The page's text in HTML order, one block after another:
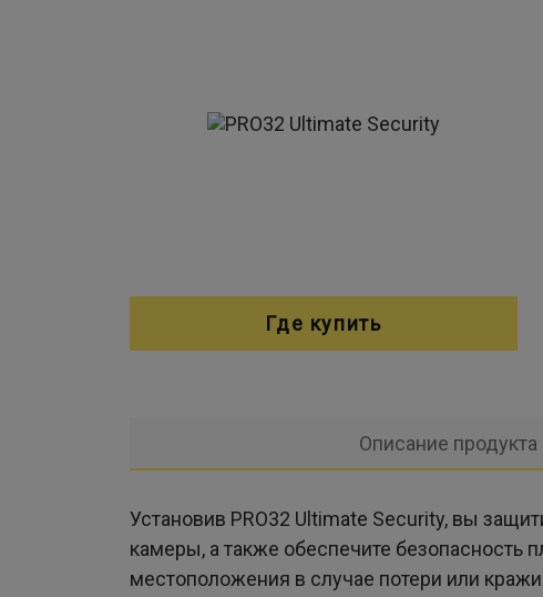
Где купить
Описание продукта
Установив PRO32 Ultimate Security, вы
камеры, а также обеспечите безопасность
местоположения в случае потери или